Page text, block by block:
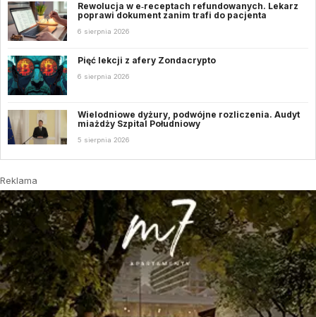
Rewolucja w e‑receptach refundowanych. Lekarz
poprawi dokument zanim trafi do pacjenta
6 sierpnia 2026
Pięć lekcji z afery Zondacrypto
6 sierpnia 2026
Wielodniowe dyżury, podwójne rozliczenia. Audyt
miażdży Szpital Południowy
5 sierpnia 2026
Reklama